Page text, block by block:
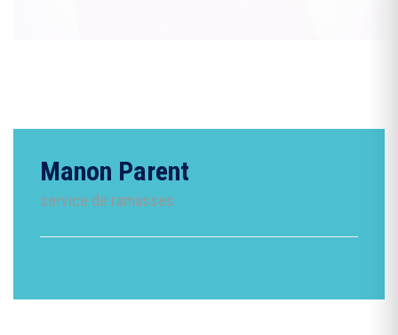
Manon Parent
service de ramasses